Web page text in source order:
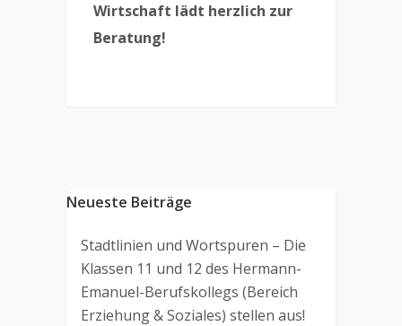
Wirtschaft lädt herzlich zur
Beratung!
Neueste Beiträge
Stadtlinien und Wortspuren – Die
Klassen 11 und 12 des Hermann-
Emanuel-Berufskollegs (Bereich
Erziehung & Soziales) stellen aus!